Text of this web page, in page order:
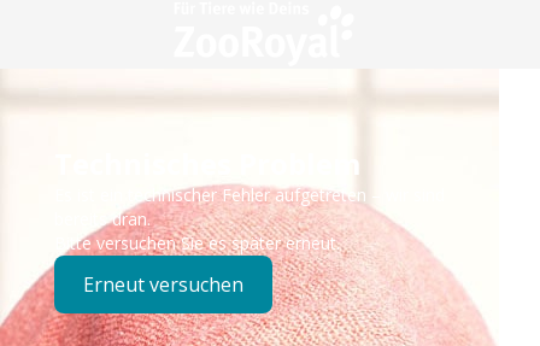
Technisches Problem
Es ist ein technischer Fehler aufgetreten – wir sind
bereits dran.
Bitte versuchen Sie es später erneut.
Erneut versuchen